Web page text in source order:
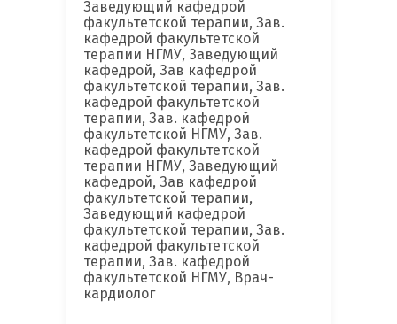
Заведующий кафедрой
факультетской терапии, Зав.
кафедрой факультетской
терапии НГМУ, Заведующий
кафедрой, Зав кафедрой
факультетской терапии, Зав.
кафедрой факультетской
терапии, Зав. кафедрой
факультетской НГМУ, Зав.
кафедрой факультетской
терапии НГМУ, Заведующий
кафедрой, Зав кафедрой
факультетской терапии,
Заведующий кафедрой
факультетской терапии, Зав.
кафедрой факультетской
терапии, Зав. кафедрой
факультетской НГМУ, Врач-
кардиолог